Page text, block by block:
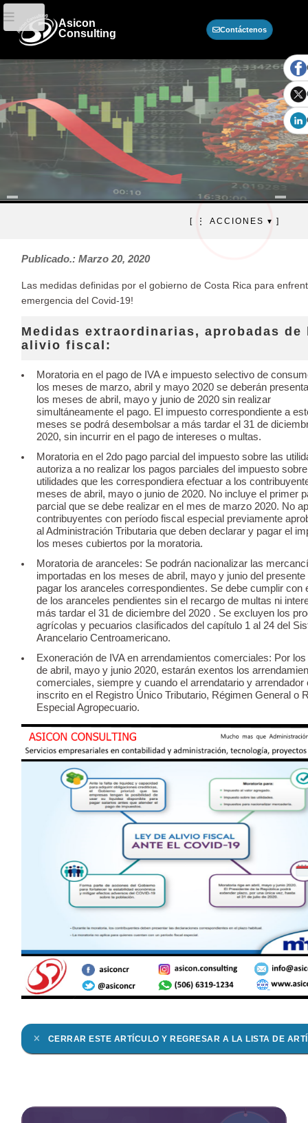
Asicon
Consulting
Contáctenos
Ley de alivio fiscal, medidas
aprobadas ante la pandemia.
[ ⋮ ACCIONES ▾ ]
Publicado.: Marzo 20, 2020
Las medidas definidas por el gobierno de Costa Rica para
emergencia del Covid-19!
Medidas extraordinarias, aprobadas de
alivio fiscal:
Moratoria en el pago de IVA e impuesto selectivo de
los meses de marzo, abril y mayo 2020 se deberán
los meses de abril, mayo y junio de 2020 sin realizar
simultáneamente el pago. El impuesto correspondiente a
meses se podrá desembolsar a más tardar el 31 de
2020, sin incurrir en el pago de intereses o multas.
Moratoria en el 2do pago parcial del impuesto sobre las
autoriza a no realizar los pagos parciales del impuesto
utilidades que les correspondiera efectuar a los
meses de abril, mayo o junio de 2020. No incluye el primer
parcial que se debe realizar en el mes de marzo 2020. No
contribuyentes con período fiscal especial previamente
al Administración Tributaria que deben declarar y pagar el
los meses cubiertos por la moratoria.
Moratoria de aranceles: Se podrán nacionalizar las
importadas en los meses de abril, mayo y junio del presente
pagar los aranceles correspondientes. Se debe cumplir con
de los aranceles pendientes sin el recargo de multas ni
más tardar el 31 de diciembre del 2020 . Se excluyen los
agrícolas y pecuarios clasificados del capítulo 1 al 24 del
Arancelario Centroamericano.
Exoneración de IVA en arrendamientos comerciales: Por
de abril, mayo y junio 2020, estarán exentos los
comerciales, siempre y cuando el arrendatario y arrendador
inscrito en el Registro Único Tributario, Régimen General o
Especial Agropecuario.
CERRAR ESTE ARTÍCULO Y REGRESAR A LA LISTA DE